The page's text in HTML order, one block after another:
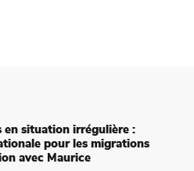
en situation irrégulière :
pour les migrations
avec Maurice